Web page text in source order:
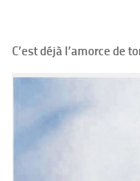
C’est déjà l’amorce de